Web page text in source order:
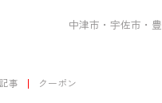
中津市・宇佐市・
事 クーポン